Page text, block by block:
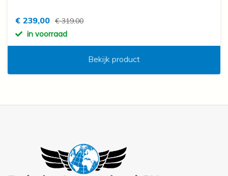
€ 239,00 € 319,00
in voorraad
Bekijk product